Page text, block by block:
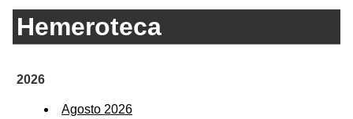
Hemeroteca
2026
Agosto 2026